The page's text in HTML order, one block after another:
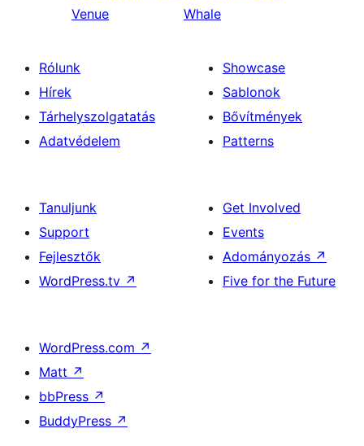
Venue
Whale
Rólunk
Hírek
Tárhelyszolgatatás
Adatvédelem
Showcase
Sablonok
Bővítmények
Patterns
Tanuljunk
Support
Fejlesztők
WordPress.tv ↗
Get Involved
Events
Adományozás ↗
Five for the Future
WordPress.com ↗
Matt ↗
bbPress ↗
BuddyPress ↗